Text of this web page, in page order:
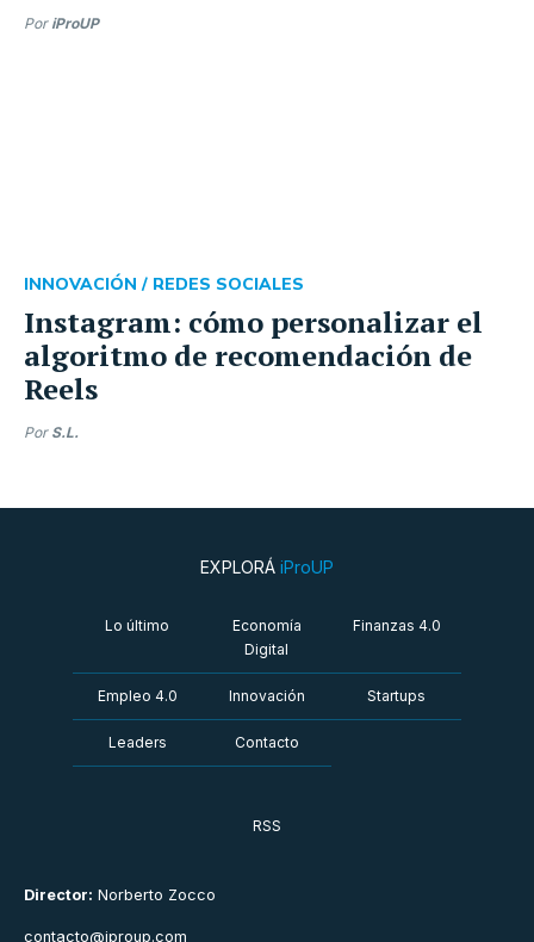
Por iProUP
Instagram: cómo personalizar el
algoritmo de recomendación de
Reels
INNOVACIÓN / REDES SOCIALES
Por S.L.
Director: Norberto Zocco
contacto@iproup.com
EXPLORÁ iProUP
Lo último
Economía
Digital
Finanzas 4.0
Empleo 4.0 Innovación Startups
Leaders Contacto
RSS